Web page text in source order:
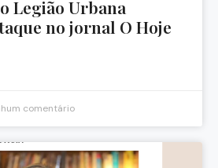
Legião Urbana
no jornal O Hoje
comentário